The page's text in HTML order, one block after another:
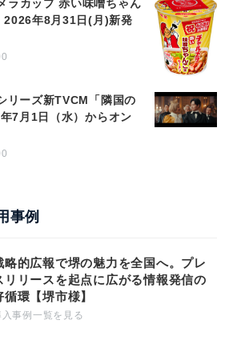
ラカップ 赤い味噌ちゃん
2026年8月31日(月)新発
リーズ新TVCM「隣国の
7月1日（水）からオン
事例
略的広報で堺の魅力を全国へ。プレ
リリースを起点に広がる情報発信の
循環【堺市様】
入事例一覧を見る